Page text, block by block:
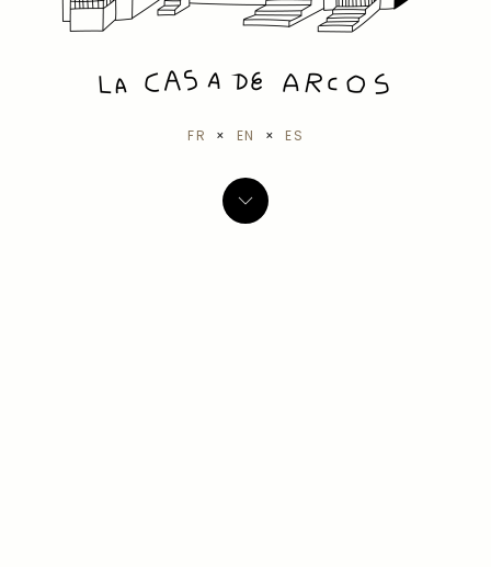
FR × EN × ES